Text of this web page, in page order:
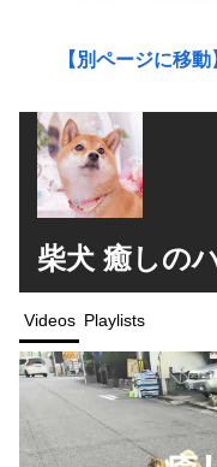
【別ページに移
柴犬 癒しの
Videos Playlists